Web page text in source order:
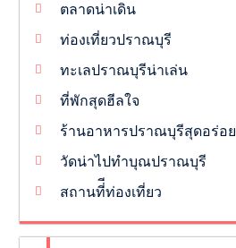
ตลาดน่าเดิน
ท่องเที่ยวปราณบุรี
ทะเลปราณบุรีน่าเล่น
ที่พักสุดฮีลใจ
ร้านอาหารปราณบุรีสุดอร่อย
วัดน่าไปทำบุณปราณบุรี
สถานที่ีท่องเที่ยว